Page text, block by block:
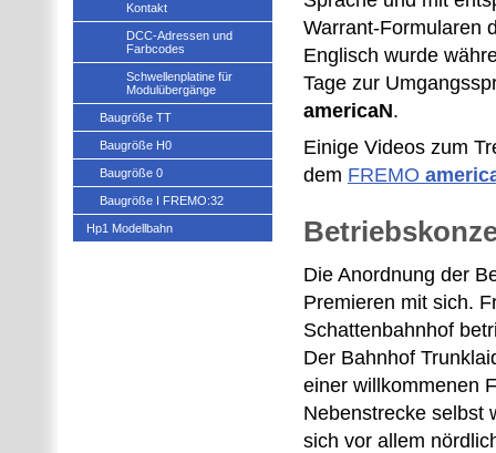
Warrant-Formularen
Englisch wurde
Tage zur
americaN.
Einige Videos zum
dem FREMO
Die Anordnung der
Premieren mit sich.
Schattenbahnhof
Der Bahnhof
einer willkommenen
Nebenstrecke selbst
sich vor allem
Kontakt
DCC-Adressen und
Farbcodes
Schwellenplatine für
Modulübergänge
Baugröße TT
Baugröße H0
Baugröße 0
Baugröße I FREMO:32
Hp1 Modellbahn